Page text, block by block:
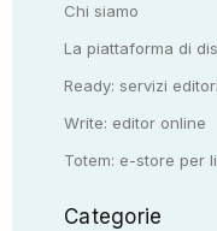
Chi siamo
La piattaforma di
Ready: servizi
Write: editor online
Totem: e-store per
Categorie